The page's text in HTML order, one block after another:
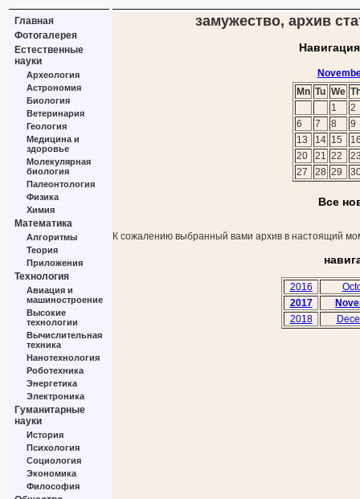
Главная
Фотогалерея
Естественные
науки
Археология
Астрономия
Биология
Ветеринария
Геология
Медицина и
здоровье
Молекулярная
биология
Палеонтология
Физика
Химия
Математика
Алгоритмы
Теория
Приложения
Технология
Авиация и
машиностроение
Высокие
технологии
Вычислительная
техника
Нанотехнология
Роботехника
Энергетика
Электроника
Гуманитарные
науки
История
Психология
Социология
Экономика
Философия
замужество, архив
Mn Tu We
1
2
6
7 8
9
13
14 15
20
21 22
27
28 29
Все
К сожалению выбранный вами архив в настоящий
2016
2017
2018